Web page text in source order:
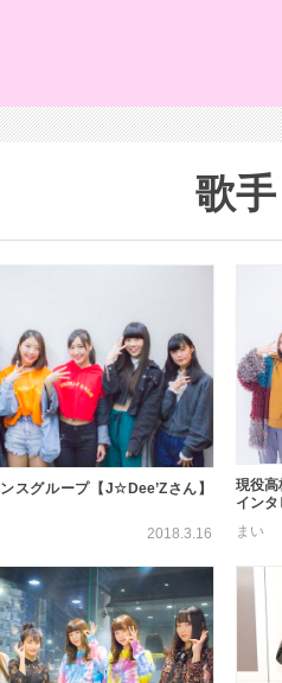
歌手
スグループ【J☆Dee’Zさん】
2018.3.16
現役
インタ
まい